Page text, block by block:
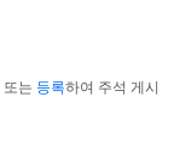
또는 등록하여 주석 게시